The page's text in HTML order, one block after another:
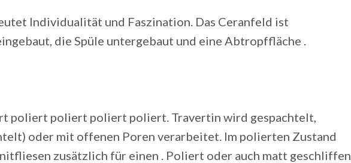
Individualität und Faszination. Das Ceranfeld ist
die Spüle untergebaut und eine Abtropffläche .
poliert poliert poliert poliert. Travertin wird gespachtelt,
oder mit offenen Poren verarbeitet. Im polierten Zustand
zusätzlich für einen . Poliert oder auch matt geschliffen